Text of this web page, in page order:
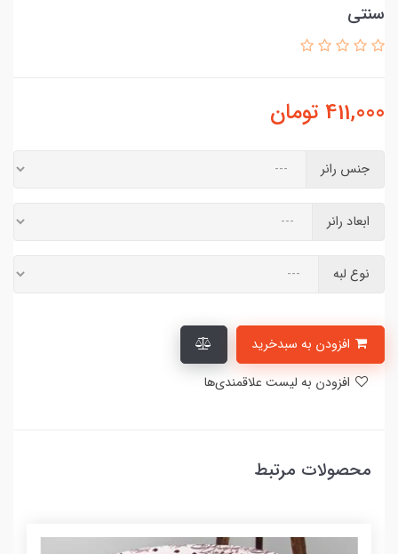
سنتی
411,000 تومان
جنس رانر
ابعاد رانر
نوع لبه
محصولات مرتبط